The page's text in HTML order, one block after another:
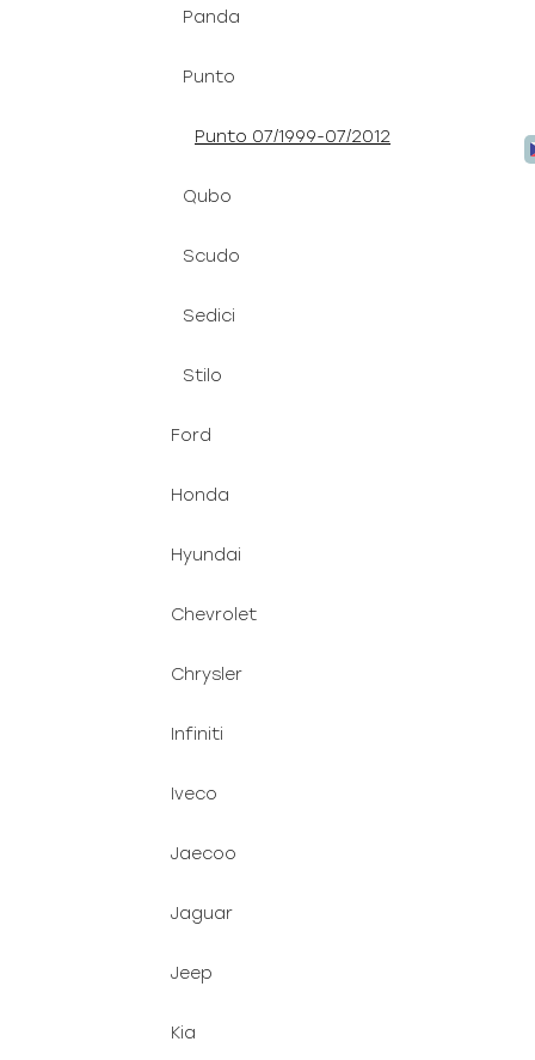
Panda
Punto
Punto 07/1999-07/2012
Qubo
Scudo
Sedici
Stilo
Ford
Honda
Hyundai
Chevrolet
Chrysler
Infiniti
Iveco
Jaecoo
Jaguar
Jeep
Kia